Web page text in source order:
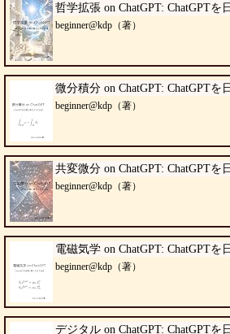
哲学拡張 on ChatGPT: ChatGPTを
beginner@kdp（著）
微分積分 on ChatGPT: ChatGPTを
beginner@kdp（著）
共変微分 on ChatGPT: ChatGPTを
beginner@kdp（著）
電磁気学 on ChatGPT: ChatGPT
beginner@kdp（著）
デジタル on ChatGPT: ChatGPTを